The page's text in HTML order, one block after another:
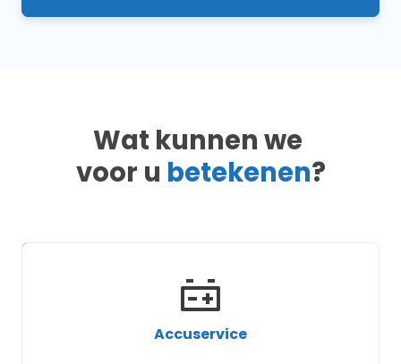
Wat kunnen we
voor u betekenen?
Accuservice